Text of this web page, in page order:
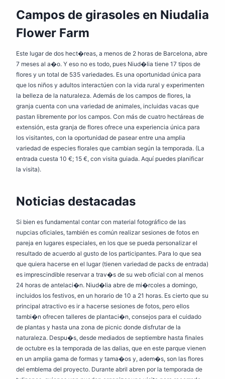
Campos de girasoles en Niudalia
Flower Farm
Este lugar de dos hect�reas, a menos de 2 horas de Barcelona, abre
7 meses al a�o. Y eso no es todo, pues Niud�lia tiene 17 tipos de
flores y un total de 535 variedades. Es una oportunidad única para
que los niños y adultos interactúen con la vida rural y experimenten
la belleza de la naturaleza. Además de los campos de flores, la
granja cuenta con una variedad de animales, incluidas vacas que
pastan libremente por los campos. Con más de cuatro hectáreas de
extensión, esta granja de flores ofrece una experiencia única para
los visitantes, con la oportunidad de pasear entre una amplia
variedad de especies florales que cambian según la temporada. (La
entrada cuesta 10 €; 15 €, con visita guiada. Aquí puedes planificar
la visita).
Noticias destacadas
Si bien es fundamental contar con material fotográfico de las
nupcias oficiales, también es común realizar sesiones de fotos en
pareja en lugares especiales, en los que se pueda personalizar el
resultado de acuerdo al gusto de los participantes. Para lo que sea
que quiera hacerse en el lugar (tienen variedad de packs de entrada)
es imprescindible reservar a trav�s de su web oficial con al menos
24 horas de antelaci�n. Niud�lia abre de mi�rcoles a domingo,
incluidos los festivos, en un horario de 10 a 21 horas. Es cierto que su
principal atractivo es ir a hacerse sesiones de fotos, pero ellos
tambi�n ofrecen talleres de plantaci�n, consejos para el cuidado
de plantas y hasta una zona de picnic donde disfrutar de la
naturaleza. Despu�s, desde mediados de septiembre hasta finales
de octubre es la temporada de las dalias, que en este parque vienen
en un amplia gama de formas y tama�os y, adem�s, son las flores
del emblema del proyecto. Durante abril abren por la temporada de